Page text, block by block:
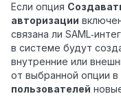
Если опция
авторизации
связана ли
в системе будут
внутренние или
от выбранной опции в
пользователей